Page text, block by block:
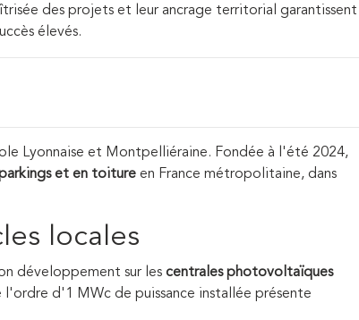
des projets et leur ancrage territorial garantissent
élevés.
Lyonnaise et Montpelliéraine. Fondée à l'été 2024,
et en toiture en France métropolitaine, dans
locales
développement sur les centrales photovoltaïques
l'ordre d'1 MWc de puissance installée présente